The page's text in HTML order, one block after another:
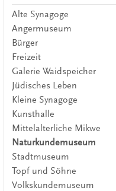
Alte Synagoge
Angermuseum
Bürger
Freizeit
Galerie Waidspeicher
Jüdisches Leben
Kleine Synagoge
Kunsthalle
Mittelalterliche Mikwe
Naturkundemuseum
Stadtmuseum
Topf und Söhne
Volkskundemuseum